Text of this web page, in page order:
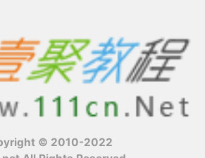
© 2010-2022